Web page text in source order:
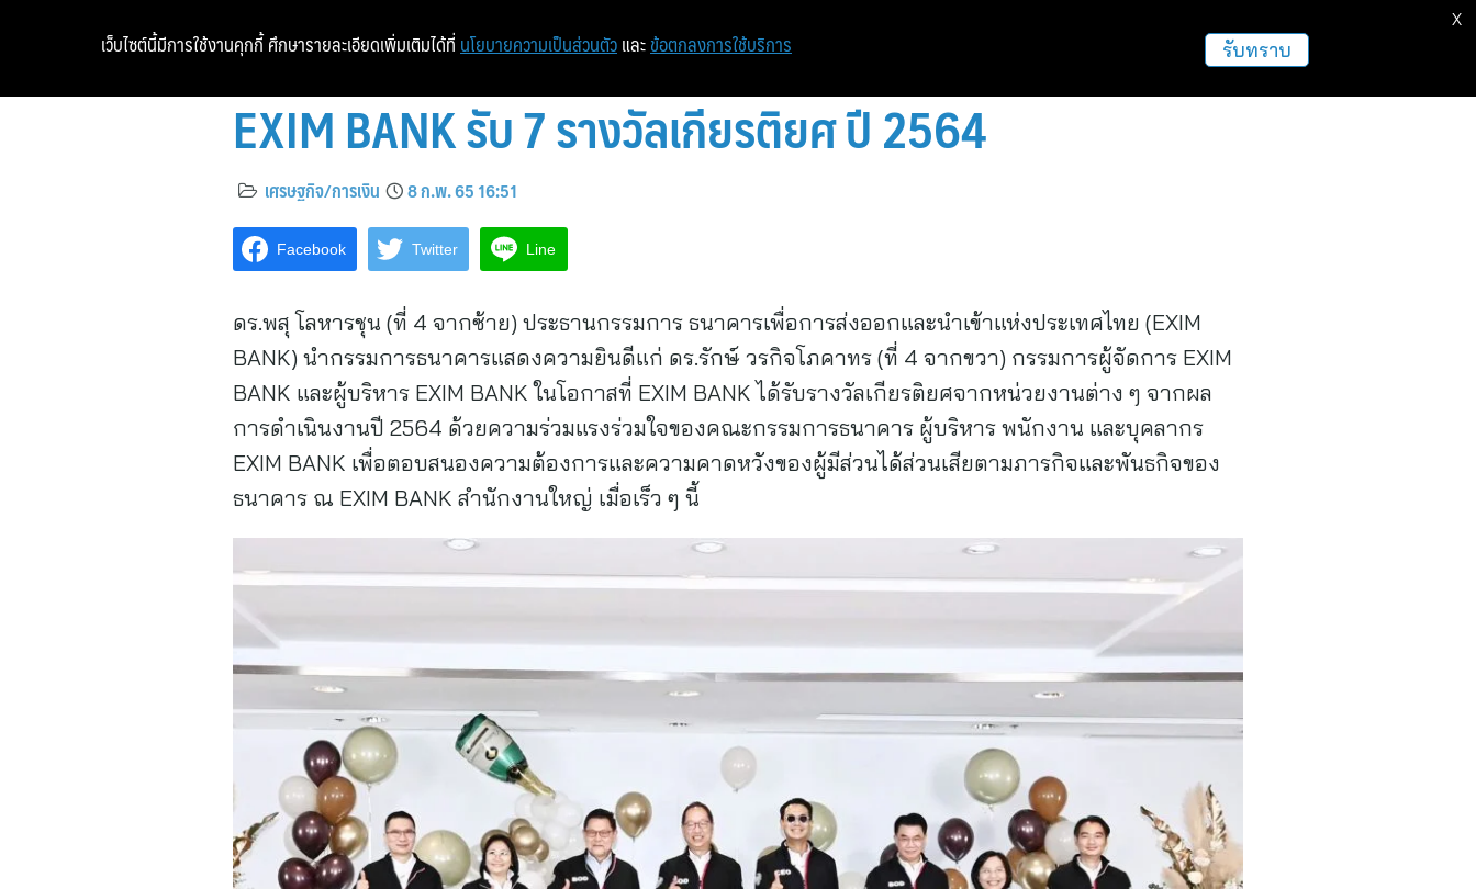
หน้าแรก ท่องเที่ยว ฝากข่าวประชาสัมพันธ์
EXIM BANK รับ 7 รางวัลเกียรติยศ ปี 2564
เศรษฐกิจ/การเงิน 8 ก.พ. 65 16:51
Facebook Twitter Line
ดร.พสุ โลหารชุน (ที่ 4 จากซ้าย) ประธานกรรมการ ธนาคารเพื่อการส่งออกและนำเข้าแห่งประเทศไทย (EXIM
BANK) นำกรรมการธนาคารแสดงความยินดีแก่ ดร.รักษ์ วรกิจโภคาทร (ที่ 4 จากขวา) กรรมการผู้จัดการ EXIM
BANK และผู้บริหาร EXIM BANK ในโอกาสที่ EXIM BANK ได้รับรางวัลเกียรติยศจากหน่วยงานต่าง ๆ จากผล
การดำเนินงานปี 2564 ด้วยความร่วมแรงร่วมใจของคณะกรรมการธนาคาร ผู้บริหาร พนักงาน และบุคลากร
EXIM BANK เพื่อตอบสนองความต้องการและความคาดหวังของผู้มีส่วนได้ส่วนเสียตามภารกิจและพันธกิจของ
ธนาคาร ณ EXIM BANK สำนักงานใหญ่ เมื่อเร็ว ๆ นี้
เว็บไซต์นี้มีการใช้งานคุกกี้ ศึกษารายละเอียดเพิ่มเติมได้ที่ นโยบายความเป็นส่วนตัว และ ข้อตกลงการใช้บริการ รับทราบ
X